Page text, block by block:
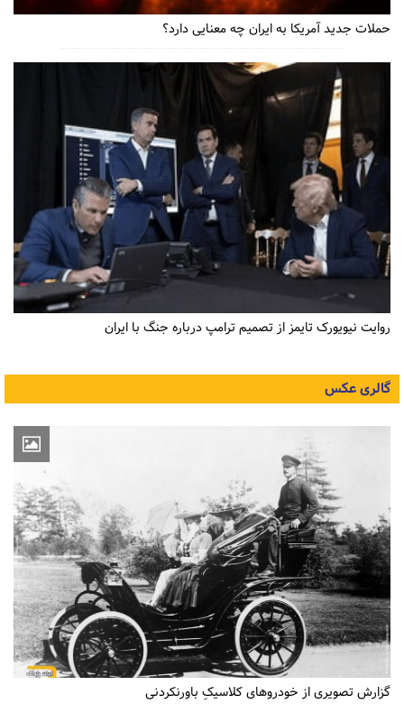
حملات جدید آمریکا به ایران چه معنایی دارد؟
روایت نیویورک تایمز از تصمیم ترامپ درباره جنگ با ایران
گالری عکس
گزارش تصویری از خودروهای کلاسیکِ باورنکردنی